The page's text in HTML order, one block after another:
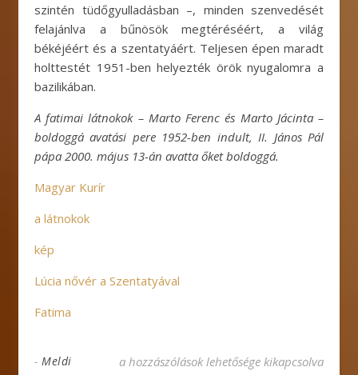
szintén tüdőgyulladásban –, minden szenvedését
felajánlva a bűnösök megtéréséért, a világ
békéjéért és a szentatyáért. Teljesen épen maradt
holttestét 1951-ben helyezték örök nyugalomra a
bazilikában.
A fatimai látnokok – Marto Ferenc és Marto Jácinta –
boldoggá avatási pere 1952-ben indult, II. János Pál
pápa 2000. május 13-án avatta őket boldoggá.
Magyar Kurír
a látnokok
kép
Lúcia nővér a Szentatyával
Fatima
- Meldi A fatimai jelenések története bejegyzéshez
a hozzászólások lehetősége kikapcsolva